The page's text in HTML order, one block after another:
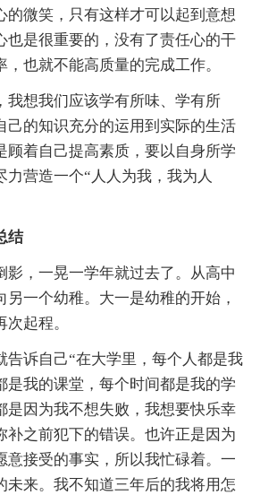
的微笑，只有这样才可以起到意想
也是很重要的，没有了责任心的干
也就不能高质量的完成工作。
我想我们应该学有所味、学有所
己的知识充分的运用到实际的生活
顾着自己提高素质，要以自身所学
力营造一个“人人为我，我为人
结
影，一晃一学年就过去了。从高中
另一个幼稚。大一是幼稚的开始，
起程。
告诉自己“在大学里，每个人都是我
是我的课堂，每个时间都是我的学
是因为我不想失败，我想要快乐幸
补之前犯下的错误。也许正是因为
意接受的事实，所以我忙碌着。一
未来。我不知道三年后的我将用怎